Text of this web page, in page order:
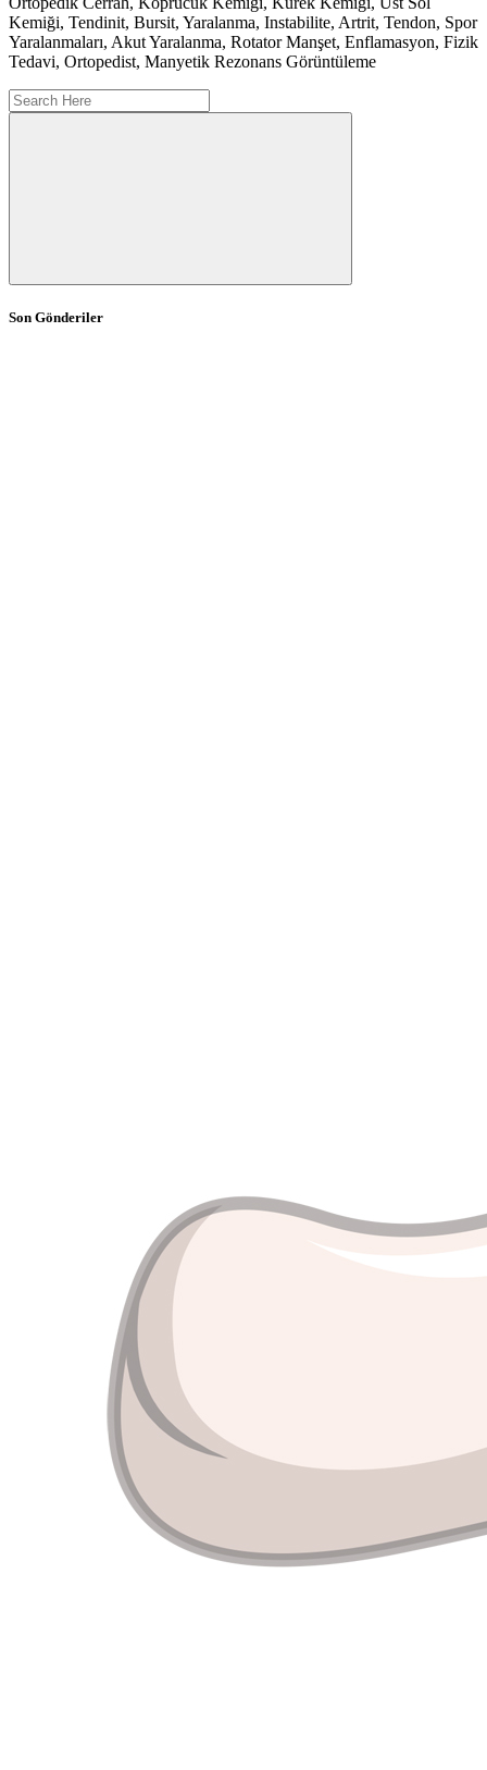
Kemiği, Tendinit, Bursit, Yaralanma, Instabilite, Artrit, Tendon, Spor
Yaralanmaları, Akut Yaralanma, Rotator Manşet, Enflamasyon, Fizik
Tedavi, Ortopedist, Manyetik Rezonans Görüntüleme
Son Gönderiler